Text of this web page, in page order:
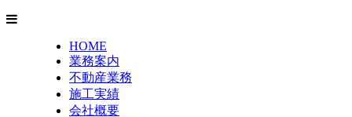
HOME
業務案内
不動産業務
施工実績
会社概要